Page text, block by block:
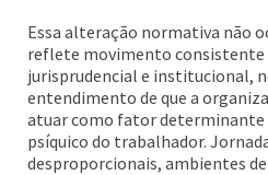
Essa alteração normativa não
reflete movimento consistente
jurisprudencial e institucional,
entendimento de que a
atuar como fator determinante
psíquico do trabalhador.
desproporcionais, ambientes